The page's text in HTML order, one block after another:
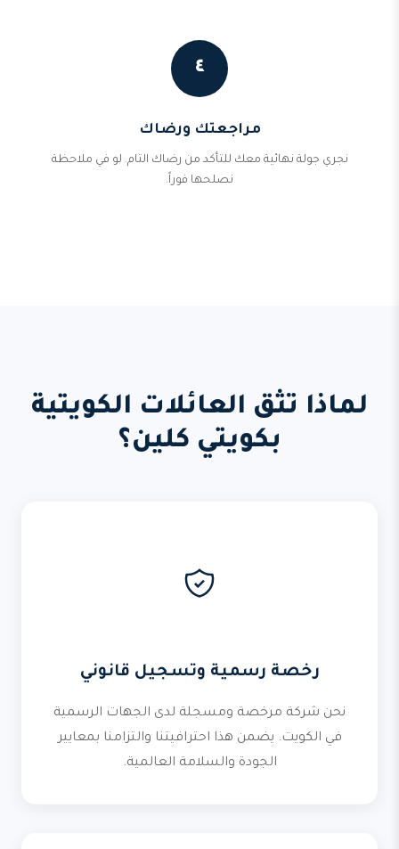
٤
مراجعتك ورضاك
نجري جولة نهائية معك للتأكد من رضاك التام. لو في ملاحظة
نصلحها فوراً.
لماذا تثق العائلات الكويتية
بكويتي كلين؟
رخصة رسمية وتسجيل قانوني
نحن شركة مرخصة ومسجلة لدى الجهات الرسمية
في الكويت. يضمن هذا احترافيتنا والتزامنا بمعايير
الجودة والسلامة العالمية.